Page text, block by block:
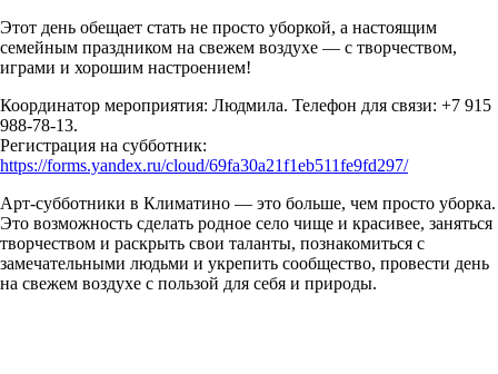
Этот день обещает стать не просто уборкой, а настоящим
семейным праздником на свежем воздухе — с творчеством,
играми и хорошим настроением!
Координатор мероприятия: Людмила. Телефон для связи: +7 915
988‑78‑13.
Регистрация на субботник:
https://forms.yandex.ru/cloud/69fa30a21f1eb511fe9fd297/
Арт‑субботники в Климатино — это больше, чем просто уборка.
Это возможность сделать родное село чище и красивее, заняться
творчеством и раскрыть свои таланты, познакомиться с
замечательными людьми и укрепить сообщество, провести день
на свежем воздухе с пользой для себя и природы.